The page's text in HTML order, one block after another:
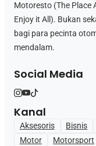
Motoresto (The Place
Enjoy it All). Bukan
bagi para pecinta
mendalam.
Social Media
Kanal
Aksesoris Bisnis
Motor
Motorsport